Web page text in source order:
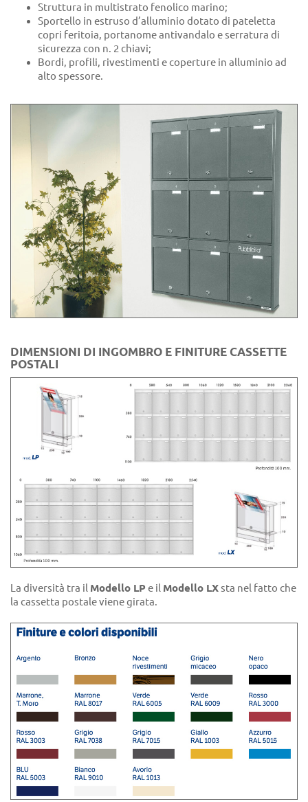
Struttura in multistrato fenolico marino;
Sportello in estruso d’alluminio dotato di pateletta
copri feritoia, portanome antivandalo e serratura di
sicurezza con n. 2 chiavi;
Bordi, profili, rivestimenti e coperture in alluminio ad
alto spessore.
DIMENSIONI DI INGOMBRO E FINITURE CASSETTE
POSTALI
La diversità tra il Modello LP e il Modello LXsta nel fatto che
la cassetta postale viene girata.